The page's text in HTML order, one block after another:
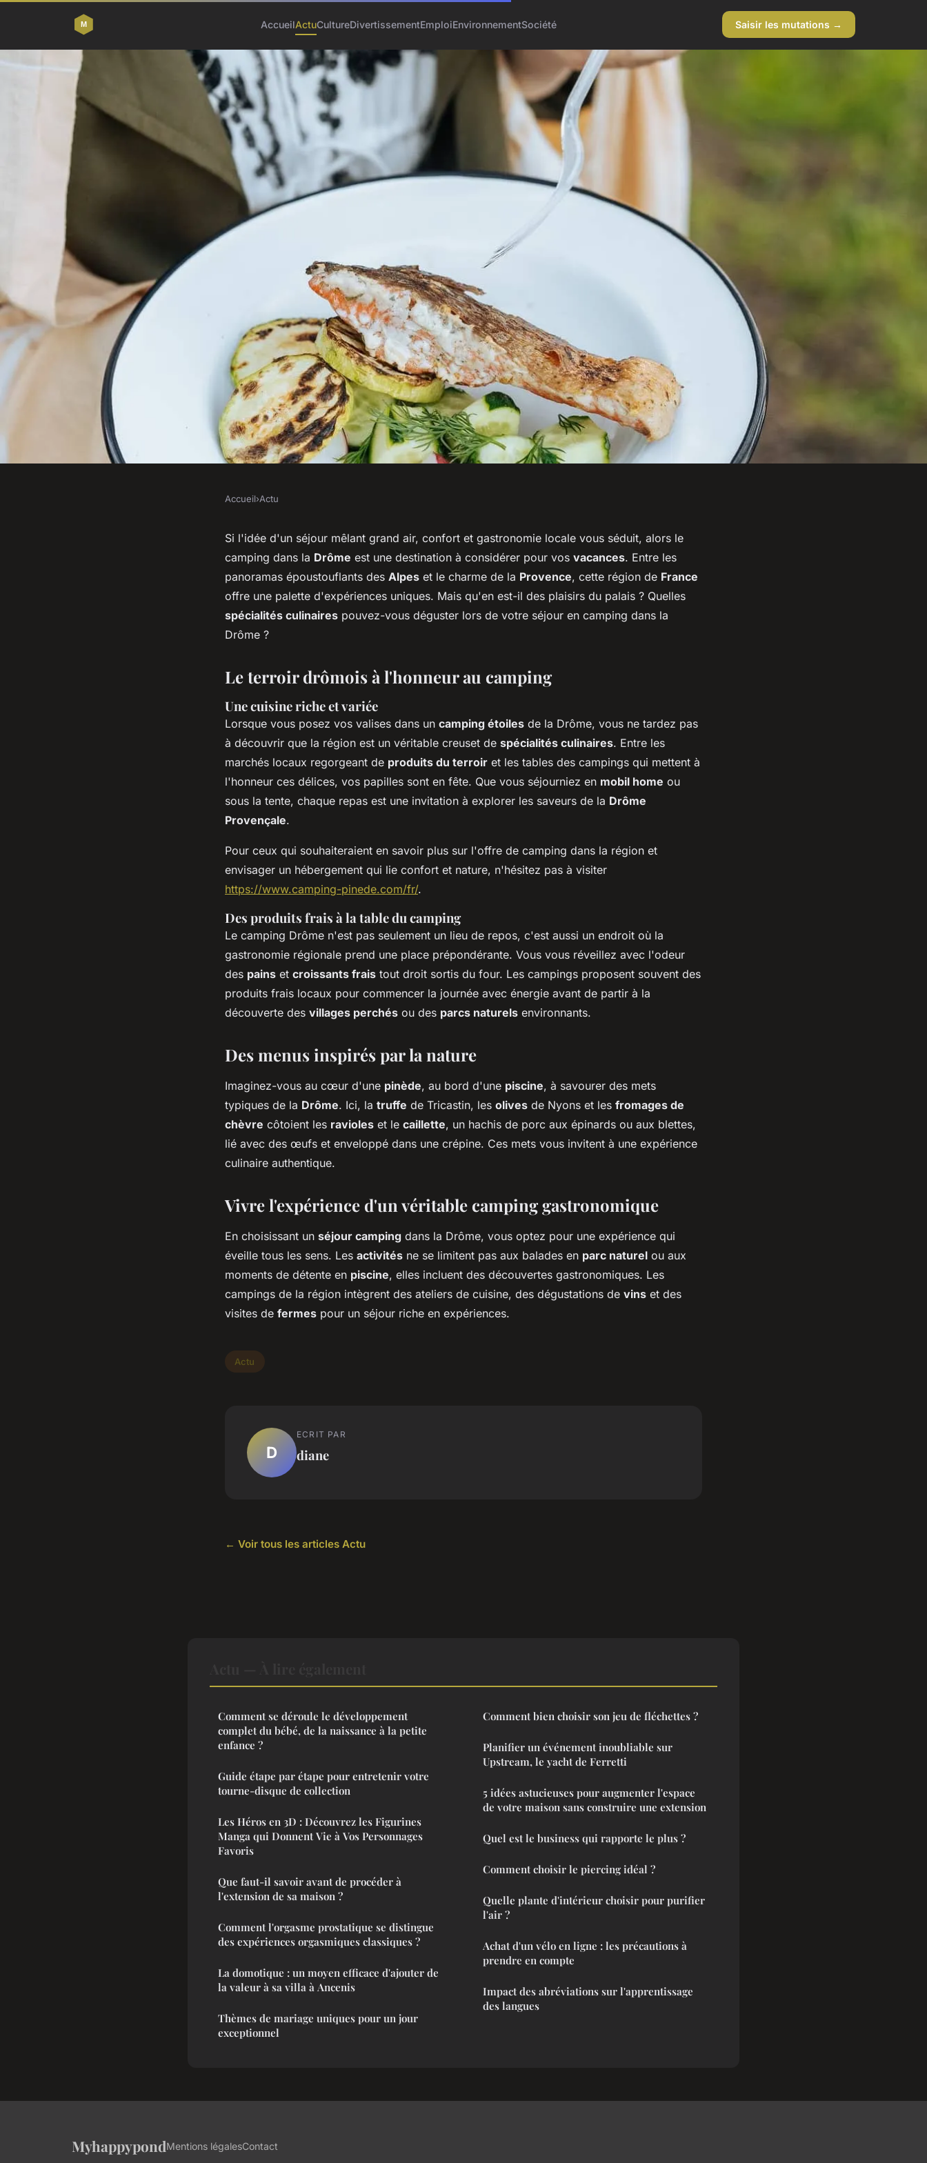
AccueilActuCultureDivertissementEmploiEnvironnementSociété Saisir les mutations →
Quelles sont les spécialités culinaires
proposées par le camping Drôme?
Accueil›Actu
Si l'idée d'un séjour mêlant grand air, confort et gastronomie locale vous séduit, alors le
camping dans la Drôme est une destination à considérer pour vos vacances. Entre les
panoramas époustouflants des Alpes et le charme de la Provence, cette région de France
offre une palette d'expériences uniques. Mais qu'en est-il des plaisirs du palais ? Quelles
spécialités culinaires pouvez-vous déguster lors de votre séjour en camping dans la
Drôme ?
Le terroir drômois à l'honneur au camping
Une cuisine riche et variée
Lorsque vous posez vos valises dans un camping étoiles de la Drôme, vous ne tardez pas
à découvrir que la région est un véritable creuset de spécialités culinaires. Entre les
marchés locaux regorgeant de produits du terroir et les tables des campings qui mettent à
l'honneur ces délices, vos papilles sont en fête. Que vous séjourniez en mobil home ou
sous la tente, chaque repas est une invitation à explorer les saveurs de la Drôme
Provençale.
Pour ceux qui souhaiteraient en savoir plus sur l'offre de camping dans la région et
envisager un hébergement qui lie confort et nature, n'hésitez pas à visiter
https://www.camping-pinede.com/fr/.
Des produits frais à la table du camping
Le camping Drôme n'est pas seulement un lieu de repos, c'est aussi un endroit où la
gastronomie régionale prend une place prépondérante. Vous vous réveillez avec l'odeur
des pains et croissants frais tout droit sortis du four. Les campings proposent souvent des
produits frais locaux pour commencer la journée avec énergie avant de partir à la
découverte des villages perchés ou des parcs naturels environnants.
Des menus inspirés par la nature
Imaginez-vous au cœur d'une pinède, au bord d'une piscine, à savourer des mets
typiques de la Drôme. Ici, la truffe de Tricastin, les olives de Nyons et les fromages de
chèvre côtoient les ravioles et le caillette, un hachis de porc aux épinards ou aux blettes,
lié avec des œufs et enveloppé dans une crépine. Ces mets vous invitent à une expérience
culinaire authentique.
Vivre l'expérience d'un véritable camping gastronomique
En choisissant un séjour camping dans la Drôme, vous optez pour une expérience qui
éveille tous les sens. Les activités ne se limitent pas aux balades en parc naturel ou aux
moments de détente en piscine, elles incluent des découvertes gastronomiques. Les
campings de la région intègrent des ateliers de cuisine, des dégustations de vins et des
visites de fermes pour un séjour riche en expériences.
Actu
D
ECRIT PAR
diane
← Voir tous les articles Actu
Comment se déroule le développement
complet du bébé, de la naissance à la petite
enfance ?
Guide étape par étape pour entretenir votre
tourne-disque de collection
Les Héros en 3D : Découvrez les Figurines
Manga qui Donnent Vie à Vos Personnages
Favoris
Que faut-il savoir avant de procéder à
l'extension de sa maison ?
Comment l'orgasme prostatique se distingue
des expériences orgasmiques classiques ?
La domotique : un moyen efficace d'ajouter de
la valeur à sa villa à Ancenis
Thèmes de mariage uniques pour un jour
exceptionnel
Comment bien choisir son jeu de fléchettes ?
Planifier un événement inoubliable sur
Upstream, le yacht de Ferretti
5 idées astucieuses pour augmenter l'espace
de votre maison sans construire une extension
Quel est le business qui rapporte le plus ?
Comment choisir le piercing idéal ?
Quelle plante d'intérieur choisir pour purifier
l'air ?
Achat d'un vélo en ligne : les précautions à
prendre en compte
Impact des abréviations sur l'apprentissage
des langues
MyhappypondMentions légalesContact